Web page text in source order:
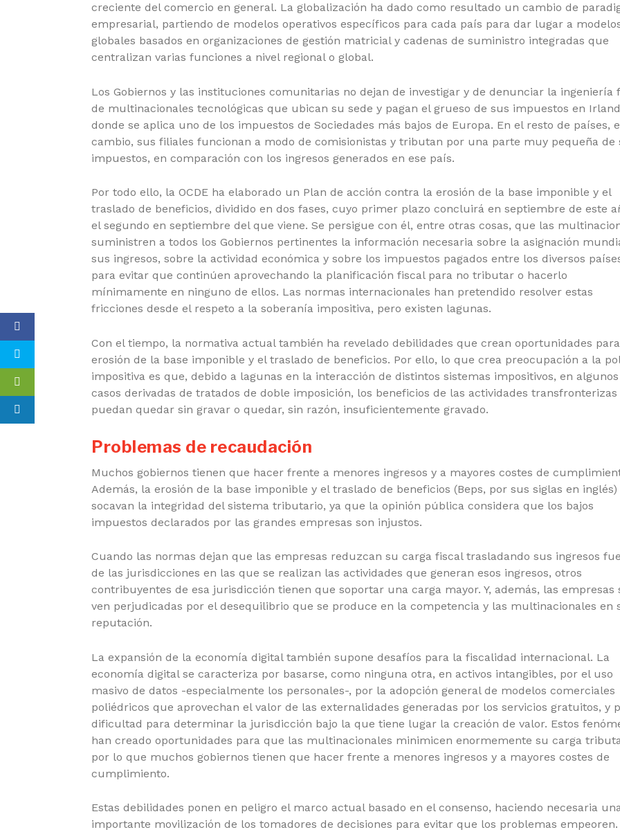
creciente del comercio en general. La globalización ha dado como resultado un cambio de
empresarial, partiendo de modelos operativos específicos para cada país para dar lugar a
globales basados en organizaciones de gestión matricial y cadenas de suministro integradas que
centralizan varias funciones a nivel regional o global.
Los Gobiernos y las instituciones comunitarias no dejan de investigar y de denunciar la ingeniería
de multinacionales tecnológicas que ubican su sede y pagan el grueso de sus impuestos en
donde se aplica uno de los impuestos de Sociedades más bajos de Europa. En el resto de países,
cambio, sus filiales funcionan a modo de comisionistas y tributan por una parte muy pequeña de
impuestos, en comparación con los ingresos generados en ese país.
Por todo ello, la OCDE ha elaborado un Plan de acción contra la erosión de la base imponible y el
traslado de beneficios, dividido en dos fases, cuyo primer plazo concluirá en septiembre de este
el segundo en septiembre del que viene. Se persigue con él, entre otras cosas, que las
suministren a todos los Gobiernos pertinentes la información necesaria sobre la asignación
sus ingresos, sobre la actividad económica y sobre los impuestos pagados entre los diversos
para evitar que continúen aprovechando la planificación fiscal para no tributar o hacerlo
mínimamente en ninguno de ellos. Las normas internacionales han pretendido resolver estas
fricciones desde el respeto a la soberanía impositiva, pero existen lagunas.
Con el tiempo, la normativa actual también ha revelado debilidades que crean oportunidades
erosión de la base imponible y el traslado de beneficios. Por ello, lo que crea preocupación a la
impositiva es que, debido a lagunas en la interacción de distintos sistemas impositivos, en algunos
casos derivadas de tratados de doble imposición, los beneficios de las actividades transfronterizas
puedan quedar sin gravar o quedar, sin razón, insuficientemente gravado.
Problemas de recaudación
Muchos gobiernos tienen que hacer frente a menores ingresos y a mayores costes de
Además, la erosión de la base imponible y el traslado de beneficios (Beps, por sus siglas en inglés)
socavan la integridad del sistema tributario, ya que la opinión pública considera que los bajos
impuestos declarados por las grandes empresas son injustos.
Cuando las normas dejan que las empresas reduzcan su carga fiscal trasladando sus ingresos
de las jurisdicciones en las que se realizan las actividades que generan esos ingresos, otros
contribuyentes de esa jurisdicción tienen que soportar una carga mayor. Y, además, las empresas
ven perjudicadas por el desequilibrio que se produce en la competencia y las multinacionales en
reputación.
La expansión de la economía digital también supone desafíos para la fiscalidad internacional. La
economía digital se caracteriza por basarse, como ninguna otra, en activos intangibles, por el uso
masivo de datos -especialmente los personales-, por la adopción general de modelos comerciales
poliédricos que aprovechan el valor de las externalidades generadas por los servicios gratuitos, y
dificultad para determinar la jurisdicción bajo la que tiene lugar la creación de valor. Estos
han creado oportunidades para que las multinacionales minimicen enormemente su carga
por lo que muchos gobiernos tienen que hacer frente a menores ingresos y a mayores costes de
cumplimiento.
Estas debilidades ponen en peligro el marco actual basado en el consenso, haciendo necesaria
importante movilización de los tomadores de decisiones para evitar que los problemas empeoren.